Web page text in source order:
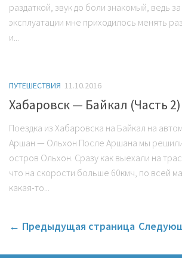
раздаткой, звук до боли знакомый, ведь за
эксплуатации мне приходилось менять
и...
ПУТЕШЕСТВИЯ 11.10.2016
Хабаровск — Байкал (Часть 2)
Поездка из Хабаровска на Байкал на
Аршан — Ольхон После Аршана мы решили
остров Ольхон. Сразу как выехали на
что на скорости больше 60кмч, по всей
какая-то...
← Предыдущая страница